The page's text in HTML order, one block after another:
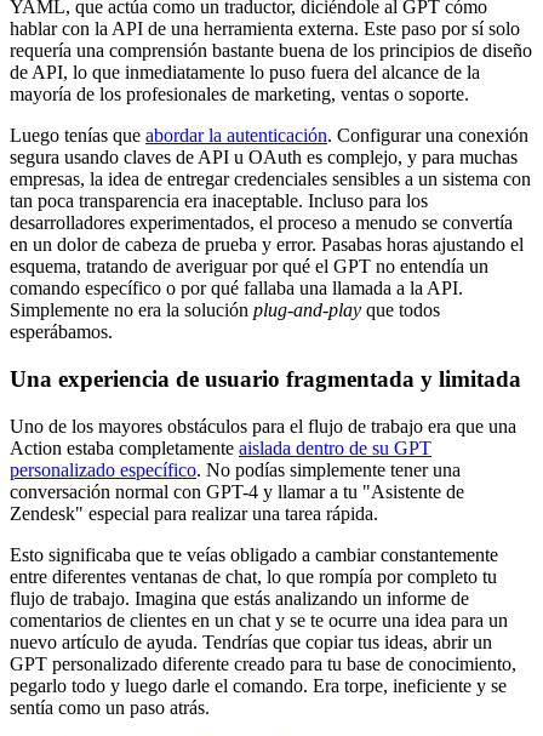
YAML, que actúa como un traductor, diciéndole al GPT cómo
hablar con la API de una herramienta externa. Este paso por sí solo
requería una comprensión bastante buena de los principios de diseño
de API, lo que inmediatamente lo puso fuera del alcance de la
mayoría de los profesionales de marketing, ventas o soporte.
Luego tenías que abordar la autenticación. Configurar una conexión
segura usando claves de API u OAuth es complejo, y para muchas
empresas, la idea de entregar credenciales sensibles a un sistema con
tan poca transparencia era inaceptable. Incluso para los
desarrolladores experimentados, el proceso a menudo se convertía
en un dolor de cabeza de prueba y error. Pasabas horas ajustando el
esquema, tratando de averiguar por qué el GPT no entendía un
comando específico o por qué fallaba una llamada a la API.
Simplemente no era la solución plug-and-play que todos
esperábamos.
Una experiencia de usuario fragmentada y limitada
Uno de los mayores obstáculos para el flujo de trabajo era que una
Action estaba completamente aislada dentro de su GPT
personalizado específico. No podías simplemente tener una
conversación normal con GPT-4 y llamar a tu "Asistente de
Zendesk" especial para realizar una tarea rápida.
Esto significaba que te veías obligado a cambiar constantemente
entre diferentes ventanas de chat, lo que rompía por completo tu
flujo de trabajo. Imagina que estás analizando un informe de
comentarios de clientes en un chat y se te ocurre una idea para un
nuevo artículo de ayuda. Tendrías que copiar tus ideas, abrir un
GPT personalizado diferente creado para tu base de conocimiento,
pegarlo todo y luego darle el comando. Era torpe, ineficiente y se
sentía como un paso atrás.